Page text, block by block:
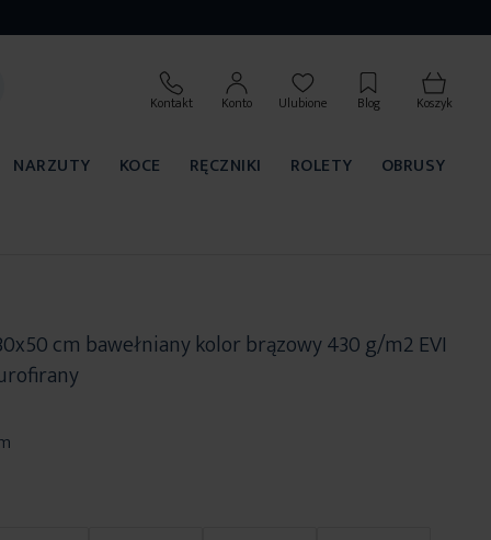
Kontakt Konto Ulubione Blog Koszyk
NARZUTY KOCE RĘCZNIKI ROLETY OBRUSY
cm bawełniany kolor brązowy 430 g/m2 EVI